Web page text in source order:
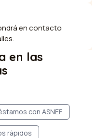
en contacto
en las
con ASNEF
rápidos